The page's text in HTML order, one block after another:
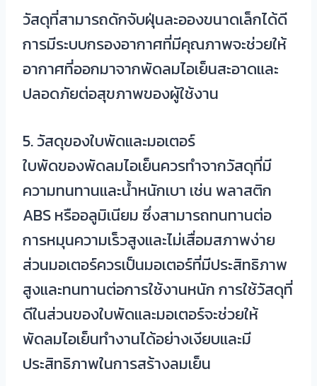
วัสดุที่สามารถดักจับฝุ่นละอองขนาดเล็กได้ดี
การมีระบบกรองอากาศที่มีคุณภาพจะช่วยให้
อากาศที่ออกมาจากพัดลมไอเย็นสะอาดและ
ปลอดภัยต่อสุขภาพของผู้ใช้งาน
5. วัสดุของใบพัดและมอเตอร์
ใบพัดของพัดลมไอเย็นควรทำจากวัสดุที่มี
ความทนทานและน้ำหนักเบา เช่น พลาสติก
ABS หรืออลูมิเนียม ซึ่งสามารถทนทานต่อ
การหมุนความเร็วสูงและไม่เสื่อมสภาพง่าย
ส่วนมอเตอร์ควรเป็นมอเตอร์ที่มีประสิทธิภาพ
สูงและทนทานต่อการใช้งานหนัก การใช้วัสดุที่
ดีในส่วนของใบพัดและมอเตอร์จะช่วยให้
พัดลมไอเย็นทำงานได้อย่างเงียบและมี
ประสิทธิภาพในการสร้างลมเย็น